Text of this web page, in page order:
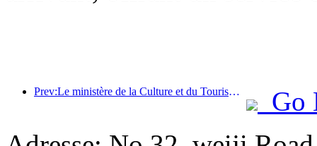
Prev:Le ministère de la Culture et du Tourisme a indiqué qu'en 2025, 16 994 sites touristiques de niveau A ont accueilli 7,51 milliards de visiteurs, générant des recettes touristiques de 554,49 milliards de yuans.
Go